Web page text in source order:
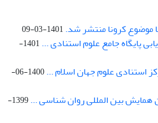
1401-03-09
1401-
1400-06-
بین المللی روان شناسی ...
1399-